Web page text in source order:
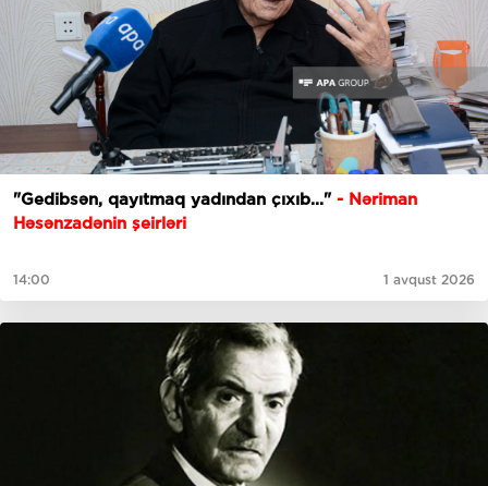
"Gedibsәn, qayıtmaq yadından çıxıb..." - Nəriman
Həsənzadənin şeirləri
14:00 1 avqust 2026